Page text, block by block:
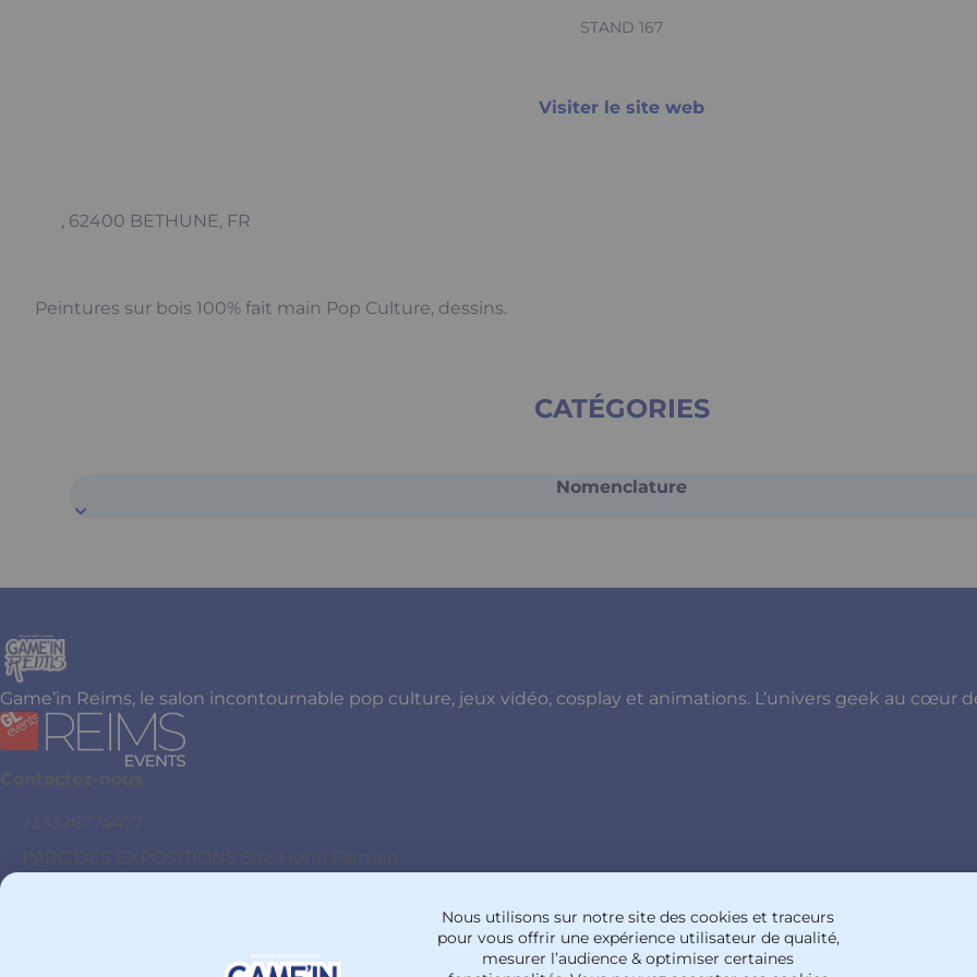
STAND 167
Visiter le site web
, 62400 BETHUNE, FR
Peintures sur bois 100% fait main Pop Culture, dessins.
CATÉGORIES
Nomenclature
Game’in Reims, le salon incontournable pop culture, jeux vidéo, cosplay et animations. L’univers geek au cœur
Nous utilisons sur notre site des cookies et traceurs
pour vous offrir une expérience utilisateur de qualité,
mesurer l’audience & optimiser certaines